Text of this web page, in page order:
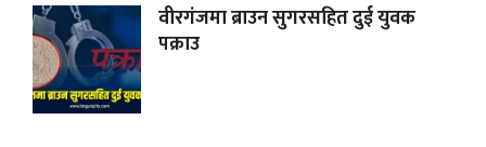
वीरगंजमा ब्राउन सुगरसहित दुई युवक
पक्राउ